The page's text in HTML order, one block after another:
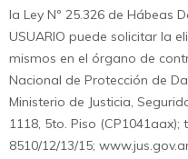
la Ley Nº 25.326 de Hábeas
USUARIO puede solicitar la
mismos en el órgano de
Nacional de Protección de
Ministerio de Justicia,
1118, 5to. Piso (CP1041aax);
8510/12/13/15;